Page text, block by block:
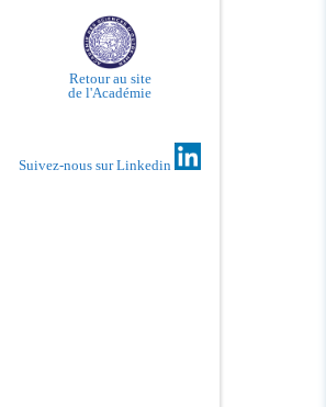
Retour au site
de l'Académie
Suivez-nous sur Linkedin